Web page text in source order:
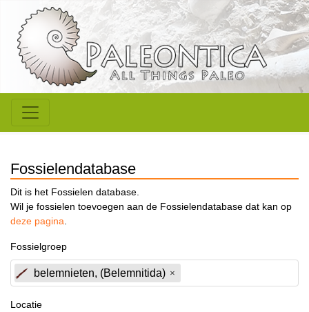
Fossielendatabase
Dit is het Fossielen database.
Wil je fossielen toevoegen aan de Fossielendatabase dat kan op
deze pagina.
Fossielgroep
belemnieten, (Belemnitida)
Locatie